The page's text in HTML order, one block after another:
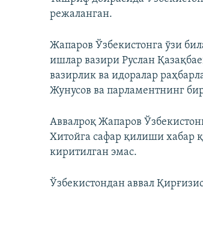
режаланган.
Жапаров Ўзбекистонга ўзи
ишлар вазири Руслан
вазирлик ва идоралар
Жунусов ва парламентнинг
Аввалроқ Жапаров
Хитойга сафар қилиши хабар
киритилган эмас.
Ўзбекистондан аввал